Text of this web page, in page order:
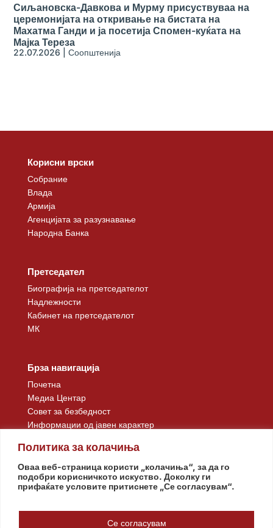
Политика за колачиња
Оваа веб-страница користи „колачиња“, за да го
подобри корисничкото искуство. Доколку ги
прифаќате условите притиснете „Се согласувам“.
Се согласувам
Сиљановска-Давкова и Мурму присуствуваа на
церемонијата на откривање на бистата на
Махатма Ганди и ја посетија Спомен-куќата на
Мајка Тереза
22.07.2026 |Соопштенија
Корисни врски
Собрание
Влада
Армија
Агенцијата за разузнавање
Народна Банка
Претседател
Биографија на претседателот
Надлежности
Кабинет на претседателот
МК
Брза навигација
Почетна
Медиа Центар
Совет за безбедност
Информации од јавен карактер